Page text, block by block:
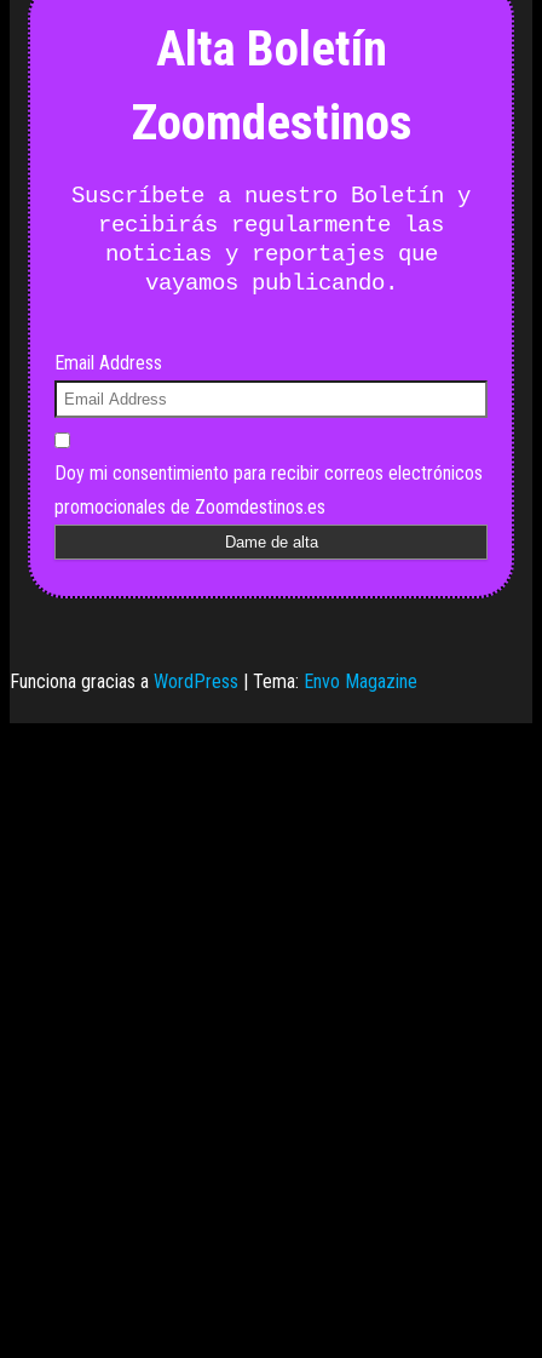
Alta Boletín
Zoomdestinos
Suscríbete a nuestro Boletín y
recibirás regularmente las
noticias y reportajes que
vayamos publicando.
Email Address
Doy mi consentimiento para recibir correos electrónicos
promocionales de Zoomdestinos.es
Funciona gracias a WordPress | Tema: Envo Magazine